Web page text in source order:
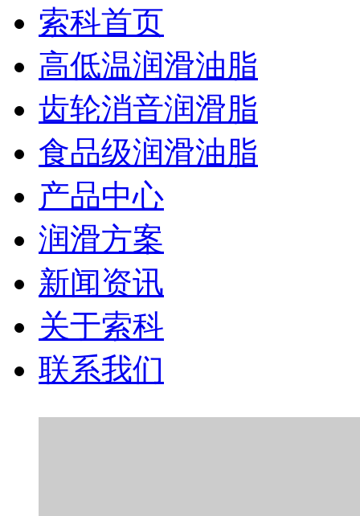
索科首页
高低温润滑油脂
齿轮消音润滑脂
食品级润滑油脂
产品中心
润滑方案
新闻资讯
关于索科
联系我们